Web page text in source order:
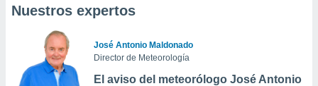
Nuestros expertos
José Antonio Maldonado
Director de Meteorología
El aviso del meteorólogo José Antonio